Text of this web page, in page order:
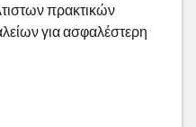
πρακτικών
για ασφαλέστερη